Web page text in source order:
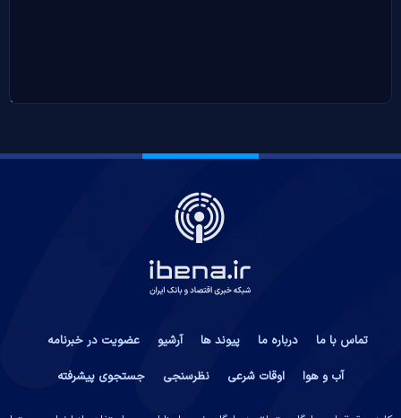
تماس با ما درباره ما پیوند ها آرشیو
عضویت در خبرنامه
آب و هوا
اوقات شرعی نظرسنجی جستجوی پیشرفته